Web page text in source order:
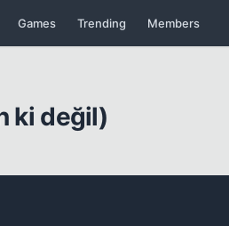
Games Trending Members
ki değil)